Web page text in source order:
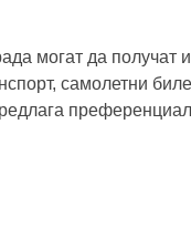
могат да
самолетни